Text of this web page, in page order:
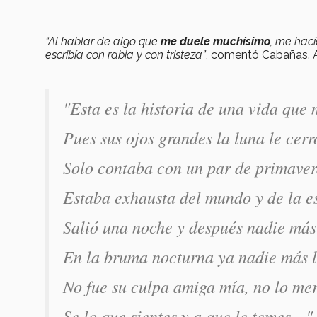
“Al hablar de algo que me duele muchísimo, me
escribía con rabia y con tristeza”, comentó Cabañas.
"Esta es la historia de una vida que
Pues sus ojos grandes la luna le
Solo contaba con un par de
Estaba exhausta del mundo y de la
Salió una noche y después nadie
En la bruma nocturna ya nadie más
No fue su culpa amiga mía, no lo